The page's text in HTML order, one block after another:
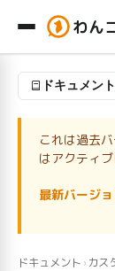
わん
ドキュメン
これは過去
はアクティ
最新バージ
ドキュメント › カス